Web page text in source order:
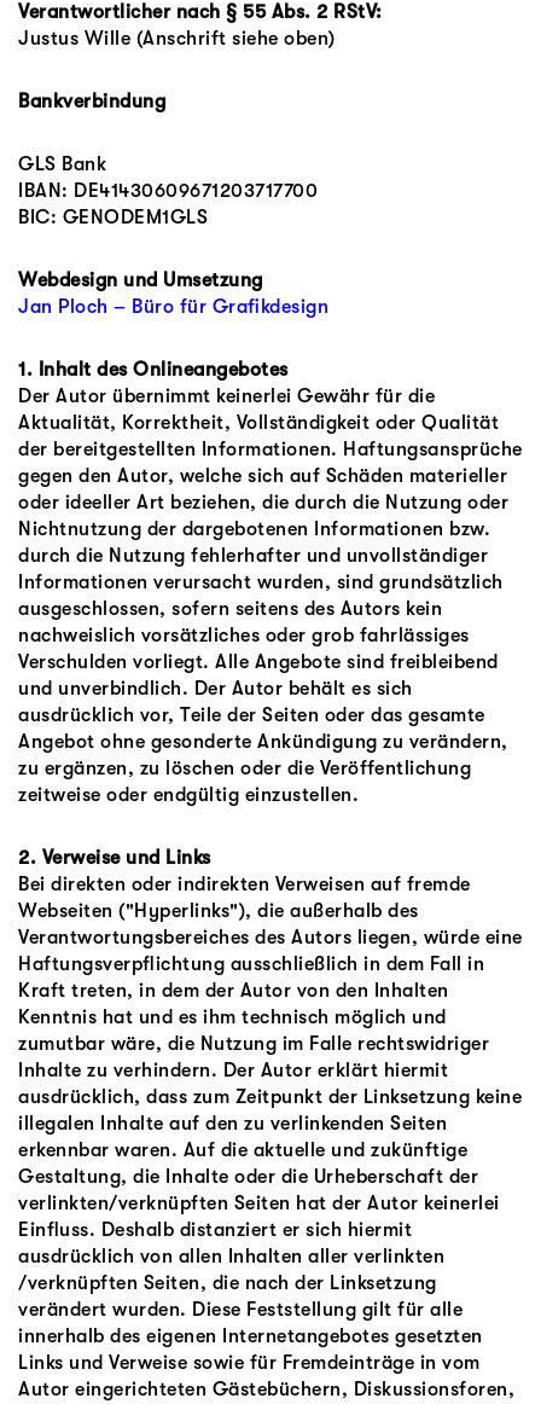
Verantwortlicher nach § 55 Abs. 2 RStV:
Justus Wille (Anschrift siehe oben)
Bankverbindung
GLS Bank
IBAN: DE41430609671203717700
BIC: GENODEM1GLS
Webdesign und Umsetzung
Jan Ploch – Büro für Grafikdesign
1. Inhalt des Onlineangebotes
Der Autor übernimmt keinerlei Gewähr für die
Aktualität, Korrektheit, Vollständigkeit oder Qualität
der bereitgestellten Informationen. Haftungsansprüche
gegen den Autor, welche sich auf Schäden materieller
oder ideeller Art beziehen, die durch die Nutzung oder
Nichtnutzung der dargebotenen Informationen bzw.
durch die Nutzung fehlerhafter und unvollständiger
Informationen verursacht wurden, sind grundsätzlich
ausgeschlossen, sofern seitens des Autors kein
nachweislich vorsätzliches oder grob fahrlässiges
Verschulden vorliegt. Alle Angebote sind freibleibend
und unverbindlich. Der Autor behält es sich
ausdrücklich vor, Teile der Seiten oder das gesamte
Angebot ohne gesonderte Ankündigung zu verändern,
zu ergänzen, zu löschen oder die Veröffentlichung
zeitweise oder endgültig einzustellen.
2. Verweise und Links
Bei direkten oder indirekten Verweisen auf fremde
Webseiten ("Hyperlinks"), die außerhalb des
Verantwortungsbereiches des Autors liegen, würde eine
Haftungsverpflichtung ausschließlich in dem Fall in
Kraft treten, in dem der Autor von den Inhalten
Kenntnis hat und es ihm technisch möglich und
zumutbar wäre, die Nutzung im Falle rechtswidriger
Inhalte zu verhindern. Der Autor erklärt hiermit
ausdrücklich, dass zum Zeitpunkt der Linksetzung keine
illegalen Inhalte auf den zu verlinkenden Seiten
erkennbar waren. Auf die aktuelle und zukünftige
Gestaltung, die Inhalte oder die Urheberschaft der
verlinkten/verknüpften Seiten hat der Autor keinerlei
Einfluss. Deshalb distanziert er sich hiermit
ausdrücklich von allen Inhalten aller verlinkten
/verknüpften Seiten, die nach der Linksetzung
verändert wurden. Diese Feststellung gilt für alle
innerhalb des eigenen Internetangebotes gesetzten
Links und Verweise sowie für Fremdeinträge in vom
Autor eingerichteten Gästebüchern, Diskussionsforen,